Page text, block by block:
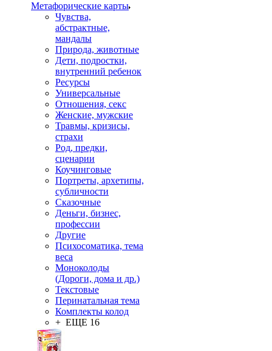
Mетафорические карты
Чувства,
абстрактные,
мандалы
Природа, животные
Дети, подростки,
внутренний ребенок
Ресурсы
Универсальные
Отношения, секс
Женские, мужские
Травмы, кризисы,
страхи
Род, предки,
сценарии
Коучинговые
Портреты, архетипы,
субличности
Сказочные
Деньги, бизнес,
профессии
Другие
Психосоматика, тема
веса
Моноколоды
(Дороги, дома и др.)
Текстовые
Перинатальная тема
Комплекты колод
+ ЕЩЕ 16